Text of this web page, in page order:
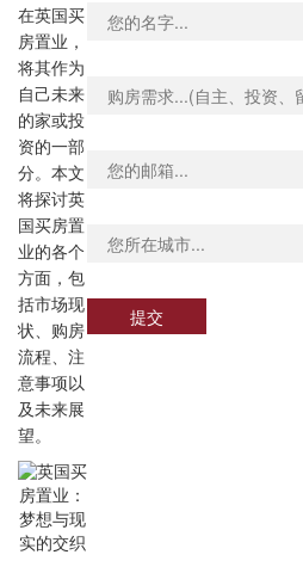
在英国买
房置业，
将其作为
自己未来
的家或投
资的一部
分。本文
将探讨英
国买房置
业的各个
方面，包
括市场现
状、购房
流程、注
意事项以
及未来展
望。
提交